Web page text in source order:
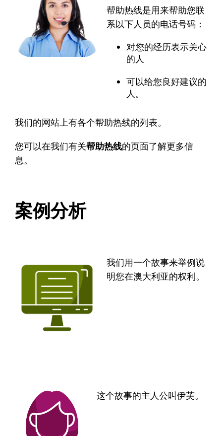
帮助热线是用来帮助您联
系以下人员的电话号码：
对您的经历表示关心
的人
可以给您良好建议的
人。
我们的网站上有各个帮助热线的列表。
您可以在我们有关帮助热线的页面了解更多信
息。
案例分析
我们用一个故事来举例说
明您在澳大利亚的权利。
这个故事的主人公叫伊芙。